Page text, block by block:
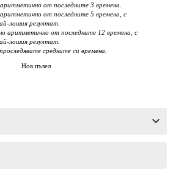
от последните 3 времена.
от последните 5 времена, с
лошия резултат.
аритметично от последните 12 времена, с
лошия резултат.
средните си времена.
Нов пъзел